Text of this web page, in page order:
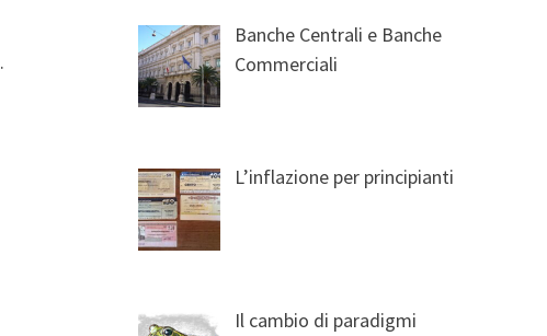
.
Banche Centrali e Banche
Commerciali
L’inflazione per principianti
Il cambio di paradigmi